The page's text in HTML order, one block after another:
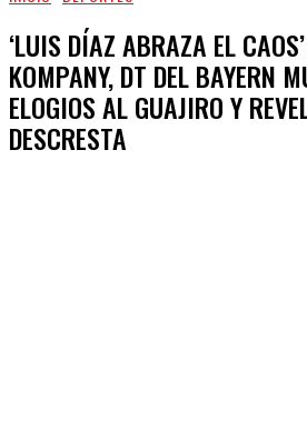
‘LUIS DÍAZ ABRAZA EL
KOMPANY, DT DEL BAYERN
ELOGIOS AL GUAJIRO Y
DESCRESTA